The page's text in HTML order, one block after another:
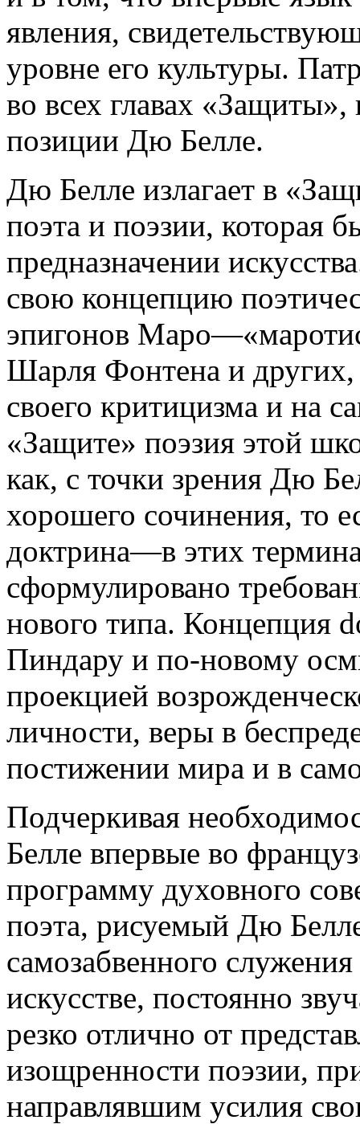
явления,
уровне его культуры.
во всех главах
позиции Дю Белле.
Дю Белле излагает в
поэта и поэзии, которая
предназначении
свою концепцию
эпигонов
Шарля Фонтена и
своего критицизма и на
«Защите» поэзия этой
как, с точки зрения Дю
хорошего сочинения, то
доктрина—в этих
сформулировано
нового типа. Концепция
Пиндару и по-новому
проекцией
личности, веры в
постижении мира и в
Подчеркивая
Белле впервые во
программу духовного
поэта, рисуемый Дю
самозабвенного
искусстве, постоянно
резко отлично от
изощренности поэзии,
направлявшим усилия